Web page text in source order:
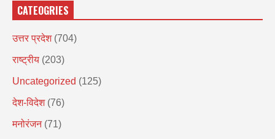
CATEOGRIES
उत्तर प्रदेश (704)
राष्ट्रीय (203)
Uncategorized (125)
देश-विदेश (76)
मनोरंजन (71)